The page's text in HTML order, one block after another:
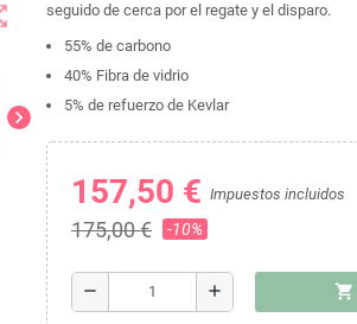
chevron_right
seguido de cerca por el regate y el disparo.
55% de carbono
40% Fibra de vidrio
5% de refuerzo de Kevlar
157,50 € Impuestos incluidos
175,00 € -10%
remove add shopping_cart